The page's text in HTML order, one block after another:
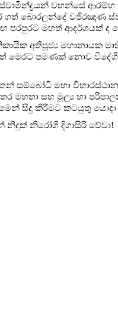
වහන්සේ ආරම්භ
බොරලන්දේ වජිරඤාණ
පරපුරට මහත් ආදර්ශයක් ද
අතිපූජ්‍ය මහානායක
මෙරට පමණක් නොව
මහා
මහතා සහ මූල්‍ය හා
සිදු කිරීමට කටයුතු
නිරෝගි දිගාසිරි වේවා!